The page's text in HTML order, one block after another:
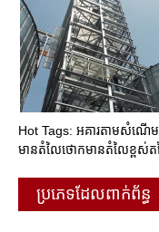
Hot Tags: អគារតាមសំណើម
មានតំលៃថោកមានតំលៃខ្ពស់តម្
ប្រភេទដែលពាក់ព័ន្ធ